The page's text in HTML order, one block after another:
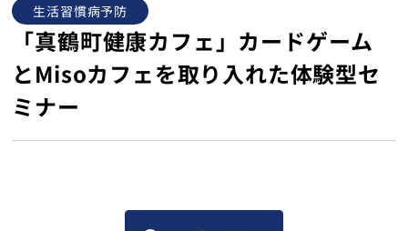
サイトマップ
個人情報保護方針
クッキーポリシー
生活習慣病予防
「真鶴町健康カフェ」カードゲーム
とMisoカフェを取り入れた体験型セ
ミナー